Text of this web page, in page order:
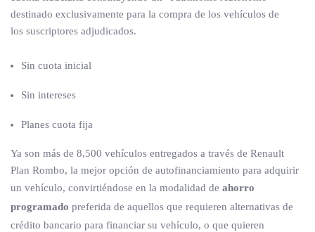
destinado exclusivamente para la compra de los vehículos de
los suscriptores adjudicados.
Sin cuota inicial
Sin intereses
Planes cuota fija
Ya son más de 8,500 vehículos entregados a través de Renault
Plan Rombo, la mejor opción de autofinanciamiento para adquirir
un vehículo, convirtiéndose en la modalidad de ahorro
programado preferida de aquellos que requieren alternativas de
crédito bancario para financiar su vehículo, o que quieren